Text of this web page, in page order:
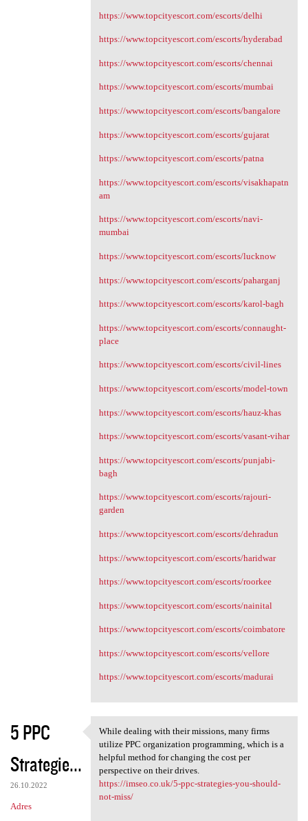
https://www.topcityescort.com/escorts/delhi
https://www.topcityescort.com/escorts/hyderabad
https://www.topcityescort.com/escorts/chennai
https://www.topcityescort.com/escorts/mumbai
https://www.topcityescort.com/escorts/bangalore
https://www.topcityescort.com/escorts/gujarat
https://www.topcityescort.com/escorts/patna
https://www.topcityescort.com/escorts/visakhapatn
am
https://www.topcityescort.com/escorts/navi-
mumbai
https://www.topcityescort.com/escorts/lucknow
https://www.topcityescort.com/escorts/paharganj
https://www.topcityescort.com/escorts/karol-bagh
https://www.topcityescort.com/escorts/connaught-
place
https://www.topcityescort.com/escorts/civil-lines
https://www.topcityescort.com/escorts/model-town
https://www.topcityescort.com/escorts/hauz-khas
https://www.topcityescort.com/escorts/vasant-vihar
https://www.topcityescort.com/escorts/punjabi-
bagh
https://www.topcityescort.com/escorts/rajouri-
garden
https://www.topcityescort.com/escorts/dehradun
https://www.topcityescort.com/escorts/haridwar
https://www.topcityescort.com/escorts/roorkee
https://www.topcityescort.com/escorts/nainital
https://www.topcityescort.com/escorts/coimbatore
https://www.topcityescort.com/escorts/vellore
https://www.topcityescort.com/escorts/madurai
5 PPC
Strategie...
26.10.2022
Adres
While dealing with their
While dealing with their missions, many firms
utilize PPC organization programming, which is a
helpful method for changing the cost per
perspective on their drives.
https://imseo.co.uk/5-ppc-strategies-you-should-
not-miss/